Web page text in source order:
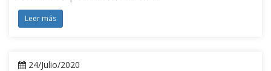
Leer más
24/Julio/2020